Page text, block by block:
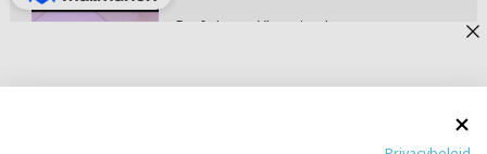
Prof. dr. van Vlastuin - Is